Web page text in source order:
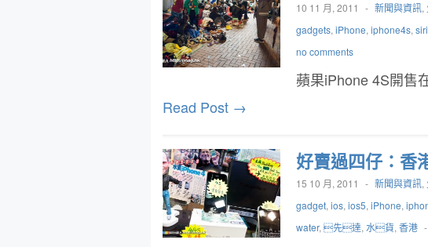
10 11 月, 2011 - 新聞與資訊,
gadgets, iPhone, iphone4s, siri
no comments
蘋果iPhone 4S開售
Read Post →
好賣過四仔：香
15 10 月, 2011 - 新聞與資訊,
gadget, ios, ios5, iPhone,
water, 先達, 水貨, 香港 -